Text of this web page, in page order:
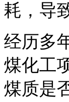
耗，导
经历多
煤化工
煤质是